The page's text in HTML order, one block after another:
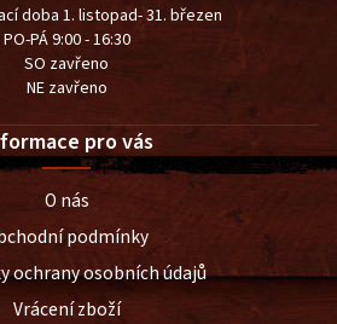
doba 1. listopad- 31. březen
PO-PÁ 9:00 - 16:30
SO zavřeno
NE zavřeno
pro vás
O nás
podmínky
ochrany osobních údajů
Vrácení zboží